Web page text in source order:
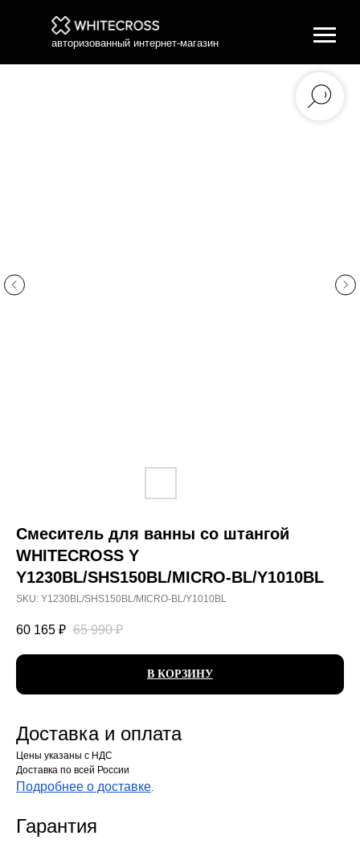
авторизованный интернет-магазин
Смеситель для ванны со штангой
WHITECROSS Y
Y1230BL/SHS150BL/MICRO-BL/Y1010BL
SKU: Y1230BL/SHS150BL/MICRO-BL/Y1010BL
60 165 ₽ 65 990 ₽
В КОРЗИНУ
Доставка и оплата
Цены указаны с НДС
Доставка по всей России
Подробнее о доставке.
Гарантия